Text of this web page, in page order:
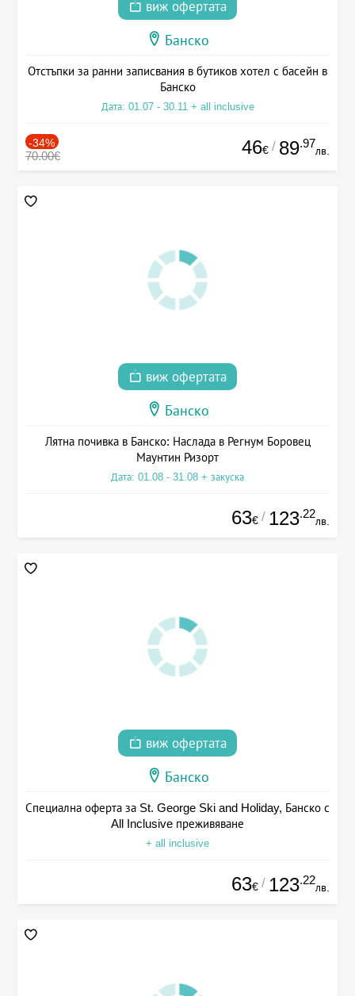
виж офертата
Банско
Отстъпки за ранни записвания в бутиков хотел с басейн в
Банско
Дата: 01.07 - 30.11 + all inclusive
-34%
70.00€ 46€ / 89.97
лв.
виж офертата
Банско
Лятна почивка в Банско: Наслада в Регнум Боровец
Маунтин Ризорт
Дата: 01.08 - 31.08 + закуска
63€ / 123.22
лв.
виж офертата
Банско
Специална оферта за St. George Ski and Holiday, Банско с
All Inclusive преживяване
+ all inclusive
63€ / 123.22
лв.